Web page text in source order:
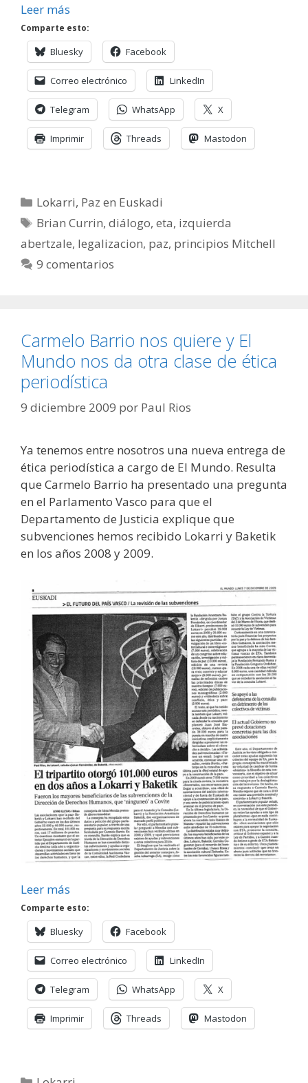
Leer más
Comparte esto:
Bluesky Facebook
Correo electrónico LinkedIn
Telegram WhatsApp X
Imprimir Threads Mastodon
Categorías
Lokarri, Paz en Euskadi
Etiquetas
Brian Currin,diálogo,eta, izquierda
abertzale, legalizacion, paz, principios Mitchell
9 comentarios
Carmelo Barrio nos quiere y El
Mundo nos da otra clase de ética
periodística
9 diciembre 2009 por Paul Rios
Ya tenemos entre nosotros una nueva entrega de
ética periodística a cargo de El Mundo. Resulta
que Carmelo Barrio ha presentado una pregunta
en el Parlamento Vasco para que el
Departamento de Justicia explique que
subvenciones hemos recibido Lokarri y Baketik
en los años 2008 y 2009.
Leer más
Comparte esto:
Bluesky Facebook
Correo electrónico LinkedIn
Telegram WhatsApp X
Imprimir Threads Mastodon